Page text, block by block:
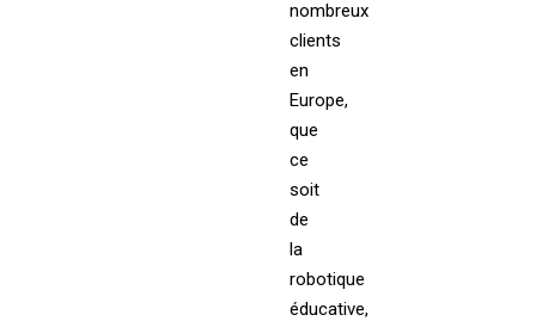
nombreux
clients
en
Europe,
que
ce
soit
de
la
robotique
éducative,